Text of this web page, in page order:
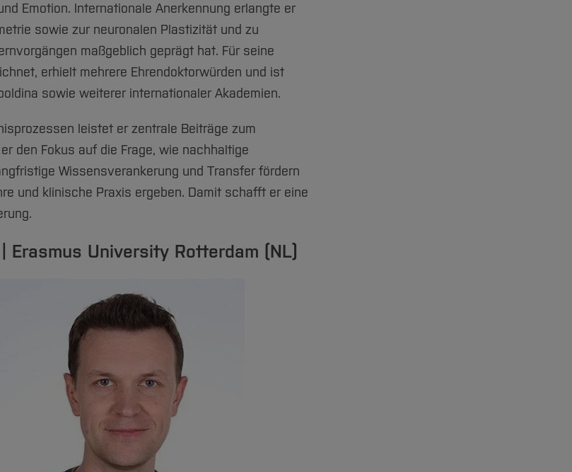
Emotion. Internationale Anerkennung erlangte er
sowie zur neuronalen Plastizität und zu
maßgeblich geprägt hat. Für seine
erhielt mehrere Ehrendoktorwürden und ist
sowie weiterer internationaler Akademien.
leistet er zentrale Beiträge zum
den Fokus auf die Frage, wie nachhaltige
Wissensverankerung und Transfer fördern
und klinische Praxis ergeben. Damit schafft er eine
Erasmus University Rotterdam (NL)